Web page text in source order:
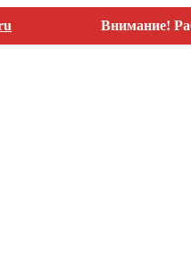
Внимание!